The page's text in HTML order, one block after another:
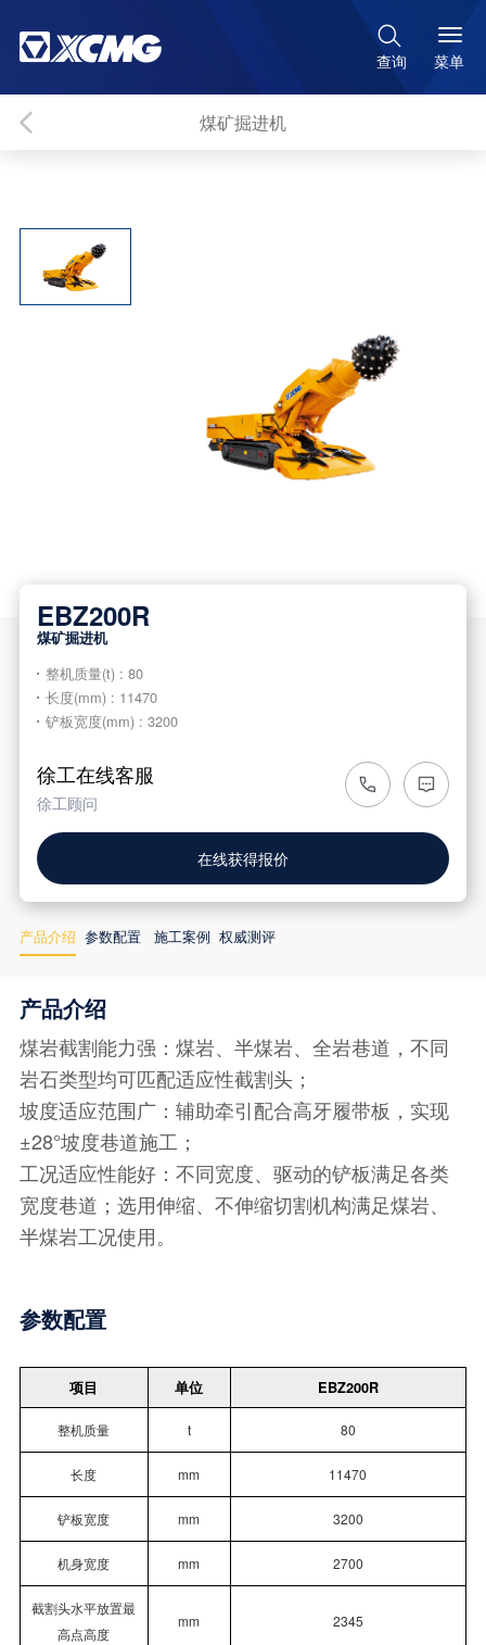

查询 菜单
煤矿掘进机
EBZ200R
煤矿掘进机
整机质量(t) : 80
长度(mm) : 11470
铲板宽度(mm) : 3200
徐工在线客服
徐工顾问
在线获得报价
产品介绍 参数配置 施工案例 权威测评
产品介绍
煤岩截割能力强：煤岩、半煤岩、全岩巷道，不同
岩石类型均可匹配适应性截割头；
坡度适应范围广：辅助牵引配合高牙履带板，实现
±28°坡度巷道施工；
工况适应性能好：不同宽度、驱动的铲板满足各类
宽度巷道；选用伸缩、不伸缩切割机构满足煤岩、
半煤岩工况使用。
参数配置
项目 单位 EBZ200R
整机质量 t 80
长度 mm 11470
铲板宽度 mm 3200
机身宽度 mm 2700
截割头水平放置最
高点高度
mm 2345